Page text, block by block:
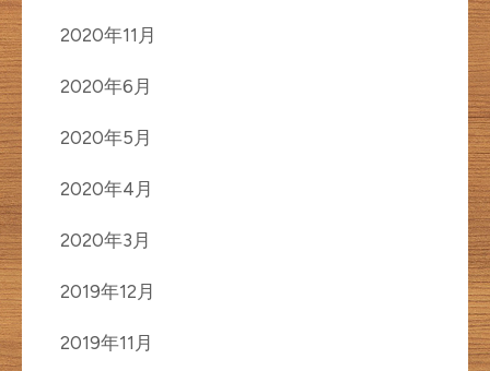
2020年11月
2020年6月
2020年5月
2020年4月
2020年3月
2019年12月
2019年11月